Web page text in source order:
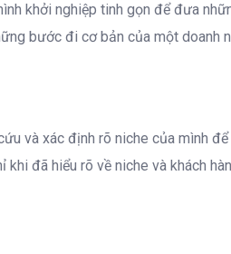
khởi nghiệp tinh gọn để đưa
bước đi cơ bản của một doanh
và xác định rõ niche của mình
khi đã hiểu rõ về niche và khách